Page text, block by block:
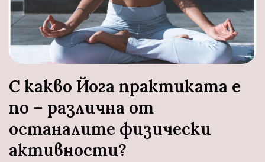
С какво Йога практиката е
по – различна от
останалите физически
активности?